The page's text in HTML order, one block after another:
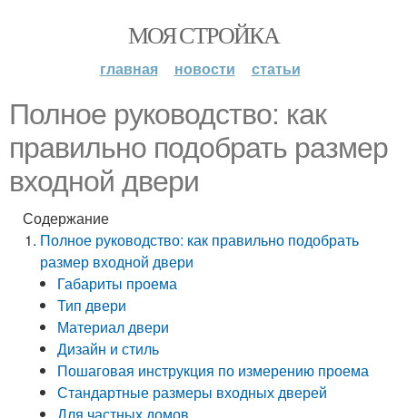
МОЯ СТРОЙКА
главная новости статьи
Полное руководство: как
правильно подобрать размер
входной двери
Содержание
Полное руководство: как правильно подобрать
размер входной двери
Габариты проема
Тип двери
Материал двери
Дизайн и стиль
Пошаговая инструкция по измерению проема
Стандартные размеры входных дверей